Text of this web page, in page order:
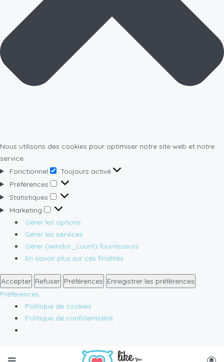
Nous utilisons des cookies pour optimiser notre site web et notre
service.
Fonctionnel
Fonctionnel
Toujours activé
Préférences
Préférences
Statistiques
Statistiques
Marketing
Marketing
Gérer les options
Gérer les services
Gérer {vendor_count} fournisseurs
En savoir plus sur ces finalités
Accepter Refuser Préférences Enregistrer les préférences
Préférences
Politique de cookies
Politique de confidentialité